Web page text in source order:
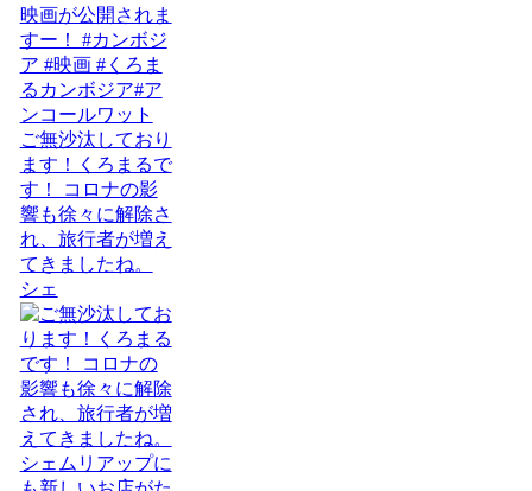
ご無沙汰しており
ます！くろまるで
す！ コロナの影
響も徐々に解除さ
れ、旅行者が増え
てきましたね。
シェ